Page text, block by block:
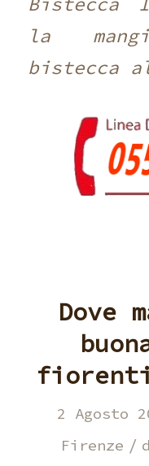
la
bistecca
Dove
2 Agosto
Firenze /